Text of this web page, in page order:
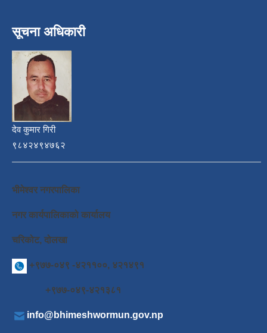
सूचना अधिकारी
देव कुमार गिरी
९८४२४९४७६२
भीमेश्वर नगरपालिका
नगर कार्यपालिकाको कार्यालय
चरिकोट, दोलखा
+९७७-०४९ -४२११००, ४२१४९१
+९७७-०४९-४२१३८१
info@bhimeshwormun.gov.np